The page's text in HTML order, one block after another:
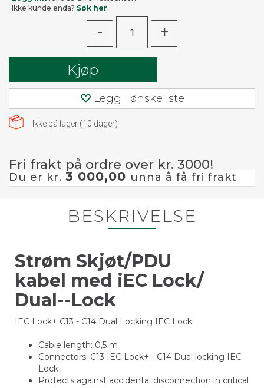
Ikke kunde enda? Søk her.
- +
Kjøp
Legg i ønskeliste
Ikke på lager (10 dager)
Fri frakt på ordre over kr. 3000!
Du er kr. 3 000,00 unna å få fri frakt
BESKRIVELSE
Strøm Skjøt/PDU
kabel med iEC Lock/
Dual--Lock
IEC Lock+ C13 - C14 Dual Locking IEC Lock
Cable length: 0,5 m
Connectors: C13 IEC Lock+ - C14 Dual locking IEC
Lock
Protects against accidental disconnection in critical